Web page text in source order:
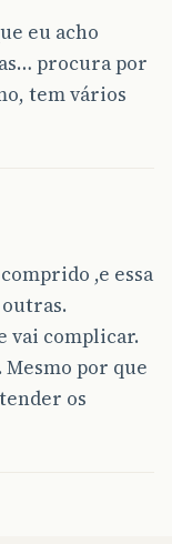
eu acho
procura por
tem vários
,e essa
vai complicar.
por que
os